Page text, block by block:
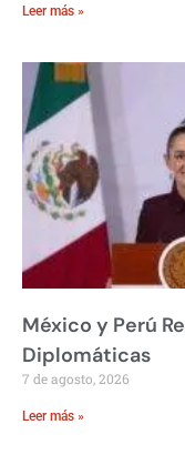
Leer más »
México y Perú
Diplomáticas
7 de agosto, 2026
Leer más »